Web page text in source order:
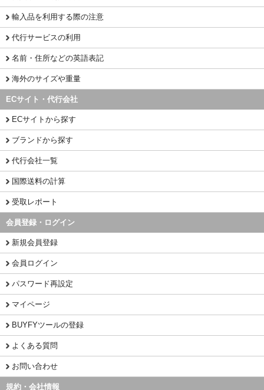
輸入品を利用する際の注意
代行サービスの利用
名前・住所などの英語表記
海外のサイズや重量
ECサイト・代行会社
ECサイトから探す
ブランドから探す
代行会社一覧
国際送料の計算
受取レポート
会員登録・ログイン
新規会員登録
会員ログイン
パスワード再設定
マイページ
BUYFYツールの登録
よくある質問
お問い合わせ
規約・会社情報